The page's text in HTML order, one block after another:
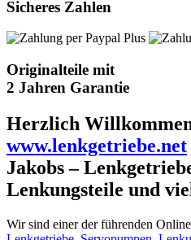
Sicheres Zahlen
Originalteile mit
2 Jahren Garantie
Herzlich
www.lenkgetriebe.net
Jakobs –
Lenkungsteile und
Wir sind einer der führenden